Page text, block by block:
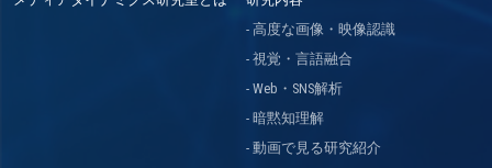
高度な画像・映像認識
視覚・言語融合
Web・SNS解析
暗黙知理解
動画で見る研究紹介